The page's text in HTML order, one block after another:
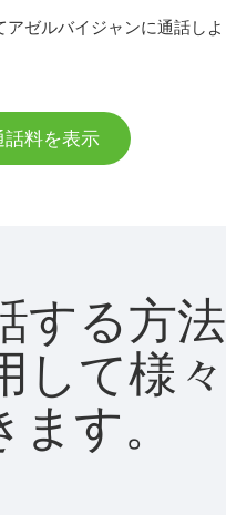
ゼルバイジャンに通話しよ
料を表示
る方
して様
す。